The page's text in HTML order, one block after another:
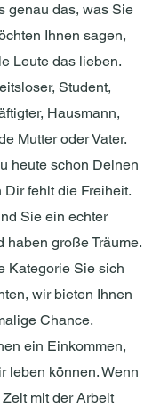
genau das, was Sie
Ihnen sagen,
Leute das lieben.
Student,
Hausmann,
Mutter oder Vater.
heute schon Deinen
Dir fehlt die Freiheit.
Sie ein echter
haben große Träume.
Kategorie Sie sich
wir bieten Ihnen
Chance.
ein Einkommen,
leben können. Wenn
mit der Arbeit